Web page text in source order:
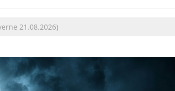
21.08.2026)